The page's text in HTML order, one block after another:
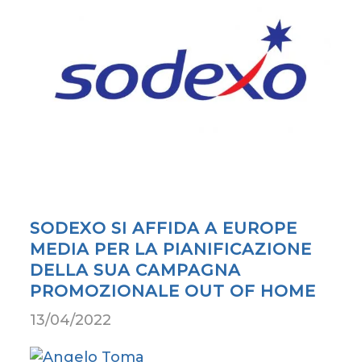
SODEXO SI AFFIDA A EUROPE
MEDIA PER LA PIANIFICAZIONE
DELLA SUA CAMPAGNA
PROMOZIONALE OUT OF HOME
13/04/2022